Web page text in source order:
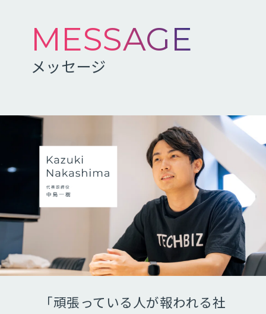
MESSAGE
メッセージ
「頑張っている人が報われる社